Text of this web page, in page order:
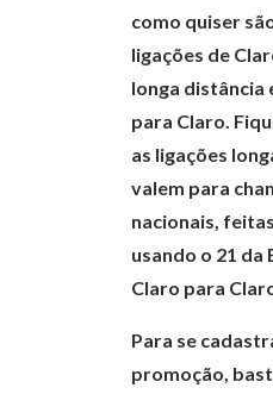
como quiser
ligações de
longa distância
para Claro.
as ligações
valem para
nacionais,
usando o 21 da
Claro para
Para se
promoção,